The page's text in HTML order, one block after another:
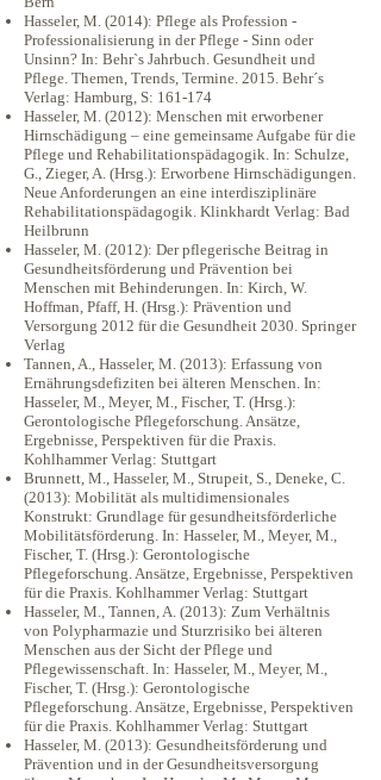
Hasseler, M. (2014): Pflege als Profession -
Professionalisierung in der Pflege - Sinn oder
Unsinn? In: Behr`s Jahrbuch. Gesundheit und
Pflege. Themen, Trends, Termine. 2015. Behr´s
Verlag: Hamburg, S: 161-174
Hasseler, M. (2012): Menschen mit erworbener
Hirnschädigung – eine gemeinsame Aufgabe für die
Pflege und Rehabilitationspädagogik. In: Schulze,
G., Zieger, A. (Hrsg.): Erworbene Hirnschädigungen.
Neue Anforderungen an eine interdisziplinäre
Rehabilitationspädagogik. Klinkhardt Verlag: Bad
Heilbrunn
Hasseler, M. (2012): Der pflegerische Beitrag in
Gesundheitsförderung und Prävention bei
Menschen mit Behinderungen. In: Kirch, W.
Hoffman, Pfaff, H. (Hrsg.): Prävention und
Versorgung 2012 für die Gesundheit 2030. Springer
Verlag
Tannen, A., Hasseler, M. (2013): Erfassung von
Ernährungsdefiziten bei älteren Menschen. In:
Hasseler, M., Meyer, M., Fischer, T. (Hrsg.):
Gerontologische Pflegeforschung. Ansätze,
Ergebnisse, Perspektiven für die Praxis.
Kohlhammer Verlag: Stuttgart
Brunnett, M., Hasseler, M., Strupeit, S., Deneke, C.
(2013): Mobilität als multidimensionales
Konstrukt: Grundlage für gesundheitsförderliche
Mobilitätsförderung. In: Hasseler, M., Meyer, M.,
Fischer, T. (Hrsg.): Gerontologische
Pflegeforschung. Ansätze, Ergebnisse, Perspektiven
für die Praxis. Kohlhammer Verlag: Stuttgart
Hasseler, M., Tannen, A. (2013): Zum Verhältnis
von Polypharmazie und Sturzrisiko bei älteren
Menschen aus der Sicht der Pflege und
Pflegewissenschaft. In: Hasseler, M., Meyer, M.,
Fischer, T. (Hrsg.): Gerontologische
Pflegeforschung. Ansätze, Ergebnisse, Perspektiven
für die Praxis. Kohlhammer Verlag: Stuttgart
Hasseler, M. (2013): Gesundheitsförderung und
Prävention und in der Gesundheitsversorgung